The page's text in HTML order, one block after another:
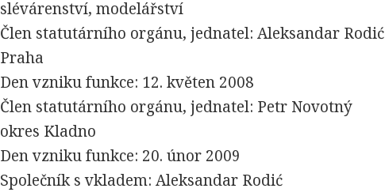
slévárenství, modelářství
Člen statutárního orgánu, jednatel: Aleksandar Rodić
Praha
Den vzniku funkce: 12. květen 2008
Člen statutárního orgánu, jednatel: Petr Novotný
okres Kladno
Den vzniku funkce: 20. únor 2009
Společník s vkladem: Aleksandar Rodić